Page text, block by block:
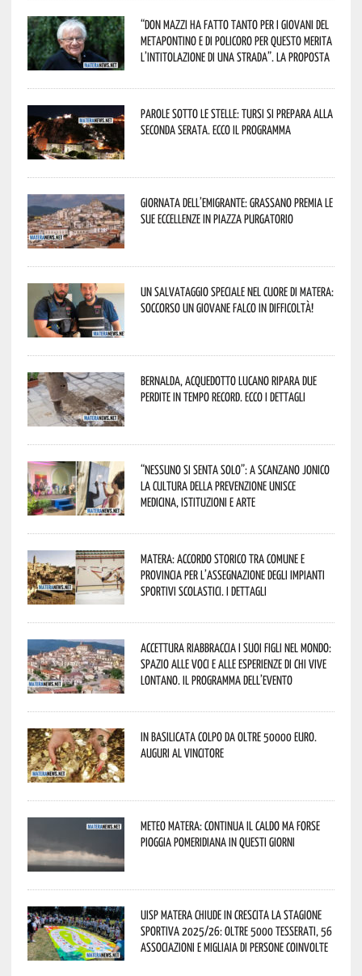
“Don Mazzi ha fatto tanto per i giovani del
Metapontino e di Policoro per questo merita
l’intitolazione di una strada”. La proposta
Parole sotto le stelle: Tursi si prepara alla
seconda serata. Ecco il programma
Giornata dell’Emigrante: Grassano premia le
sue eccellenze in Piazza Purgatorio
Un salvataggio speciale nel cuore di Matera:
soccorso un giovane falco in difficoltà!
Bernalda, Acquedotto Lucano ripara due
perdite in tempo record. Ecco i dettagli
“Nessuno si senta solo”: a Scanzano Jonico
la cultura della prevenzione unisce
medicina, istituzioni e arte
Matera: accordo storico tra Comune e
Provincia per l’assegnazione degli impianti
sportivi scolastici. I dettagli
Accettura riabbraccia i suoi figli nel mondo:
spazio alle voci e alle esperienze di chi vive
lontano. Il programma dell’evento
In Basilicata colpo da oltre 50000 euro.
Auguri al vincitore
Meteo Matera: continua il caldo ma forse
pioggia pomeridiana in questi giorni
Uisp Matera chiude in crescita la stagione
sportiva 2025/26: oltre 5000 tesserati, 56
associazioni e migliaia di persone coinvolte